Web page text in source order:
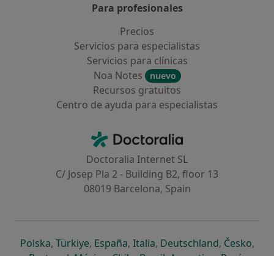
Para profesionales
Precios
Servicios para especialistas
Servicios para clínicas
Noa Notes
nuevo
Recursos gratuitos
Centro de ayuda para especialistas
Doctoralia - Página de inicio
Doctoralia Internet SL
C/ Josep Pla 2 - Building B2, floor 13
08019 Barcelona, Spain
Polskase abre en una nueva pestaña
, Türkiyese abre en una nueva pestaña
, Españase abre en una nueva pestaña
, Italiase abre en una nueva
, Deutschlandse abre en
, Českose
,